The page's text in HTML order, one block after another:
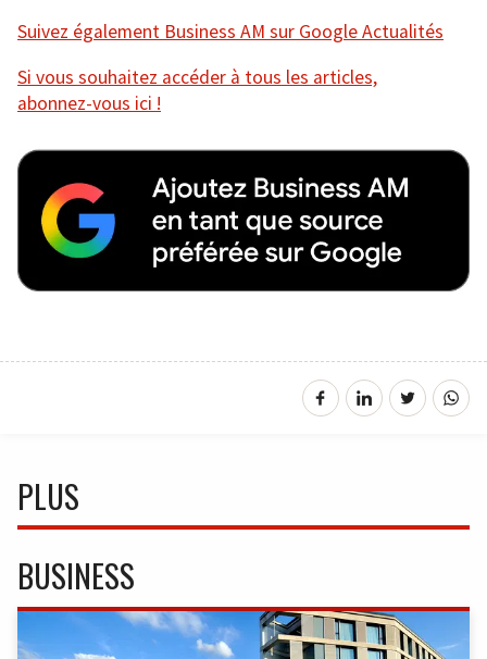
Suivez également Business AM sur Google Actualités
Si vous souhaitez accéder à tous les articles,
abonnez-vous ici !
PLUS
BUSINESS